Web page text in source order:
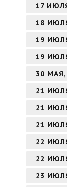
17
18
19
19
30
21
21
21
22
22
23